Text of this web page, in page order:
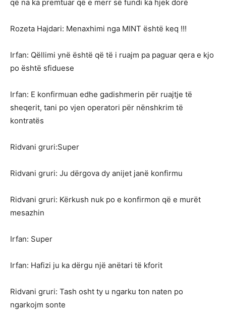
që na ka premtuar që e merr së fundi ka hjek dorë
Rozeta Hajdari: Menaxhimi nga MINT është keq !!!
Irfan: Qëllimi ynë është që të i ruajm pa paguar qera e kjo
po është sfiduese
Irfan: E konfirmuan edhe gadishmerin për ruajtje të
sheqerit, tani po vjen operatori për nënshkrim të
kontratës
Ridvani gruri:Super
Ridvani gruri: Ju dërgova dy anijet janë konfirmu
Ridvani gruri: Kërkush nuk po e konfirmon që e murët
mesazhin
Irfan: Super
Irfan: Hafizi ju ka dërgu një anëtari të kforit
Ridvani gruri: Tash osht ty u ngarku ton naten po
ngarkojm sonte